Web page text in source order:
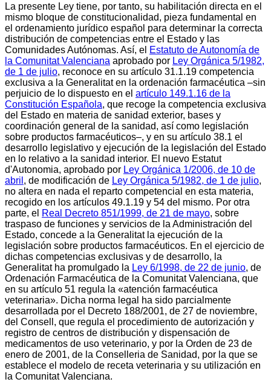
La presente Ley tiene, por tanto, su habilitación directa en el
mismo bloque de constitucionalidad, pieza fundamental en
el ordenamiento jurídico español para determinar la correcta
distribución de competencias entre el Estado y las
Comunidades Autónomas. Así, el Estatuto de Autonomía de
la Comunitat Valenciana aprobado por Ley Orgánica 5/1982,
de 1 de julio, reconoce en su artículo 31.1.19 competencia
exclusiva a la Generalitat en la ordenación farmacéutica ‒sin
perjuicio de lo dispuesto en el artículo 149.1.16 de la
Constitución Española, que recoge la competencia exclusiva
del Estado en materia de sanidad exterior, bases y
coordinación general de la sanidad, así como legislación
sobre productos farmacéuticos‒, y en su artículo 38.1 el
desarrollo legislativo y ejecución de la legislación del Estado
en lo relativo a la sanidad interior. El nuevo Estatut
d'Autonomia, aprobado por Ley Orgánica 1/2006, de 10 de
abril , de modificación de Ley Orgánica 5/1982, de 1 de julio,
no altera en nada el reparto competencial en esta materia,
recogido en los artículos 49.1.19 y 54 del mismo. Por otra
parte, el Real Decreto 851/1999, de 21 de mayo, sobre
traspaso de funciones y servicios de la Administración del
Estado, concede a la Generalitat la ejecución de la
legislación sobre productos farmacéuticos. En el ejercicio de
dichas competencias exclusivas y de desarrollo, la
Generalitat ha promulgado la Ley 6/1998, de 22 de junio, de
Ordenación Farmacéutica de la Comunitat Valenciana, que
en su artículo 51 regula la «atención farmacéutica
veterinaria». Dicha norma legal ha sido parcialmente
desarrollada por el Decreto 188/2001, de 27 de noviembre,
del Consell, que regula el procedimiento de autorización y
registro de centros de distribución y dispensación de
medicamentos de uso veterinario, y por la Orden de 23 de
enero de 2001, de la Conselleria de Sanidad, por la que se
establece el modelo de receta veterinaria y su utilización en
la Comunitat Valenciana.